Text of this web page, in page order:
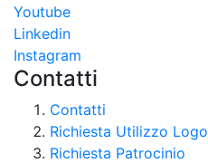
Youtube
Linkedin
Instagram
Contatti
Contatti
Richiesta Utilizzo Logo
Richiesta Patrocinio